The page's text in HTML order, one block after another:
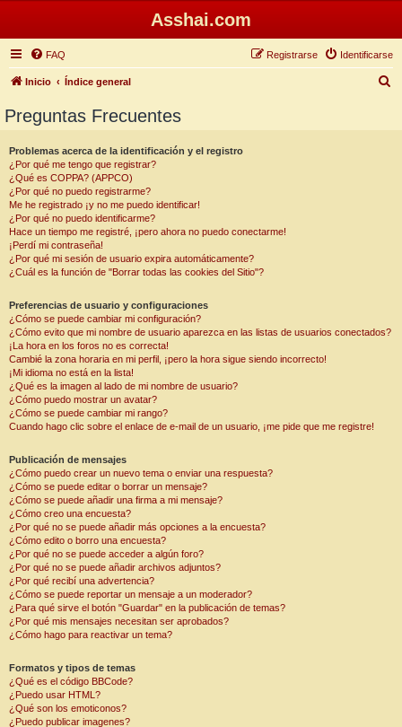
Asshai.com
FAQ Identificarse
Registrarse
Inicio Índice general
Preguntas Frecuentes
Problemas acerca de la identificación y el registro
¿Por qué me tengo que registrar?
¿Qué es COPPA? (APPCO)
¿Por qué no puedo registrarme?
Me he registrado ¡y no me puedo identificar!
¿Por qué no puedo identificarme?
Hace un tiempo me registré, ¡pero ahora no puedo conectarme!
¡Perdí mi contraseña!
¿Por qué mi sesión de usuario expira automáticamente?
¿Cuál es la función de "Borrar todas las cookies del Sitio"?
Preferencias de usuario y configuraciones
¿Cómo se puede cambiar mi configuración?
¿Cómo evito que mi nombre de usuario aparezca en las listas de usuarios conectados?
¡La hora en los foros no es correcta!
Cambié la zona horaria en mi perfil, ¡pero la hora sigue siendo incorrecto!
¡Mi idioma no está en la lista!
¿Qué es la imagen al lado de mi nombre de usuario?
¿Cómo puedo mostrar un avatar?
¿Cómo se puede cambiar mi rango?
Cuando hago clic sobre el enlace de e-mail de un usuario, ¡me pide que me registre!
Publicación de mensajes
¿Cómo puedo crear un nuevo tema o enviar una respuesta?
¿Cómo se puede editar o borrar un mensaje?
¿Cómo se puede añadir una firma a mi mensaje?
¿Cómo creo una encuesta?
¿Por qué no se puede añadir más opciones a la encuesta?
¿Cómo edito o borro una encuesta?
¿Por qué no se puede acceder a algún foro?
¿Por qué no se puede añadir archivos adjuntos?
¿Por qué recibí una advertencia?
¿Cómo se puede reportar un mensaje a un moderador?
¿Para qué sirve el botón "Guardar" en la publicación de temas?
¿Por qué mis mensajes necesitan ser aprobados?
¿Cómo hago para reactivar un tema?
Formatos y tipos de temas
¿Qué es el código BBCode?
¿Puedo usar HTML?
¿Qué son los emoticonos?
¿Puedo publicar imagenes?